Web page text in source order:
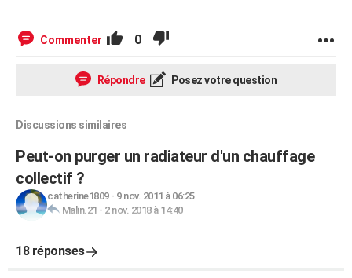
Commenter 0
Répondre Posez votre question
Discussions similaires
Peut-on purger un radiateur d'un chauffage
collectif ?
catherine1809- 9 nov. 2011 à 06:25
Malin.21 - 2 nov. 2018 à 14:40
18 réponses